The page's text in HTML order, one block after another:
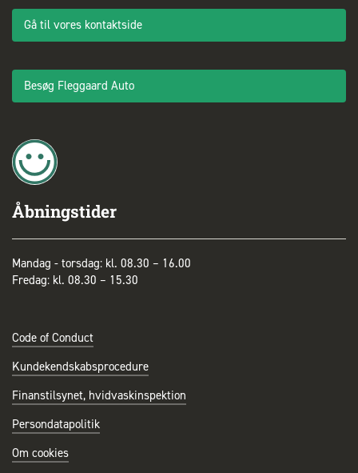
Gå til vores kontaktside
Besøg Fleggaard Auto
Åbningstider
Mandag - torsdag: kl. 08.30 – 16.00
Fredag: kl. 08.30 – 15.30
Code of Conduct
Kundekendskabsprocedure
Finanstilsynet, hvidvaskinspektion
Persondatapolitik
Om cookies